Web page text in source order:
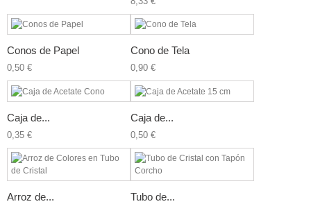
Conos de Papel
0,50 €
Cono de Tela
0,90 €
Caja de...
0,35 €
Caja de...
0,50 €
Arroz de... Tubo de...